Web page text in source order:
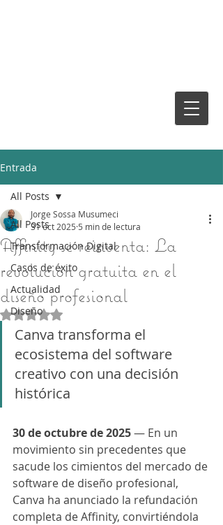
Entrada
All Posts
Transformación Digital
Casos de éxito
Actualidad
Diseño
All Posts
Affinity se reinventa: La
revolución gratuita en el
diseño profesional
Jorge Sossa Musumeci
31 oct 2025 5 min de lectura
Obtuvo NaN de 5 estrellas.
Canva transforma el
ecosistema del software
creativo con una decisión
histórica
30 de octubre de 2025 — En un
movimiento sin precedentes que
sacude los cimientos del mercado de
software de diseño profesional,
Canva ha anunciado la refundación
completa de Affinity, convirtiéndola